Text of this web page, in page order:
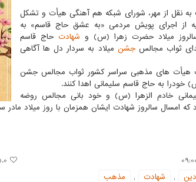
به نقل از مهر، شورای شبکه هم آهنگی هیأت و تشکل
از اجرای پویش مردمی «به عشق حاج قاسم» به
میلاد حضرت زهرا (س) و شهادت حاج قاسم
ثواب مجالسجشن میلاد به سردار دل ها آگاهی
هیأت های مذهبی سراسر کشور ثواب مجالس جشن
به حاج قاسم سلیمانی اهدا کنند.
خادم الزهرا (س) و خود بانی مجالس روضه
امسال سالروز شهادت ایشان همزمان با روز میلاد
دین , شهادت ,
مذهب